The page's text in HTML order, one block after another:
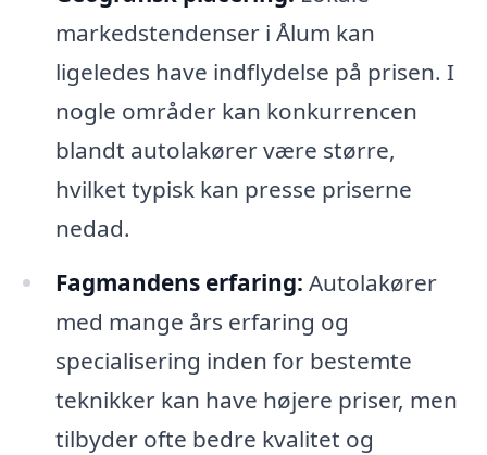
markedstendenser i Ålum kan
ligeledes have indflydelse på prisen. I
nogle områder kan konkurrencen
blandt autolakører være større,
hvilket typisk kan presse priserne
nedad.
Fagmandens erfaring: Autolakører
med mange års erfaring og
specialisering inden for bestemte
teknikker kan have højere priser, men
tilbyder ofte bedre kvalitet og